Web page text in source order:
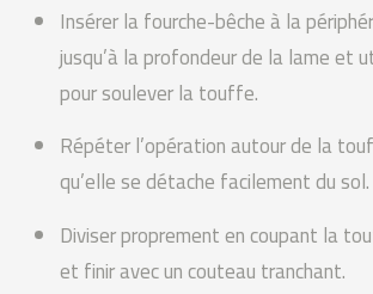
Insérer la fourche-bêche à la
jusqu’à la profondeur de la lame et
pour soulever la touffe.
Répéter l’opération autour de la
qu’elle se détache facilement du sol.
Diviser proprement en coupant la
et finir avec un couteau tranchant.